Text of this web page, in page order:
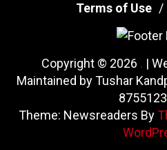
Terms of Use
Copyright © 2026 . |
Maintained by Tushar
Theme: Newsreaders By